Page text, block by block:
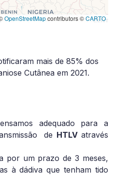
OpenStreetMapcontributors ©CARTO
mais de 85% dos
Cutânea em 2021.
adequado para a
de HTLVatravés
por um prazo de 3 meses,
à dádiva que tenham tido